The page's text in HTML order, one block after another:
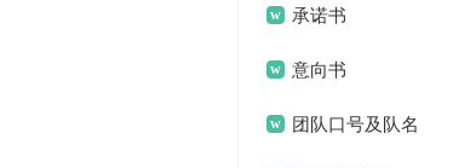
承诺书
意向书
团队口号及队名